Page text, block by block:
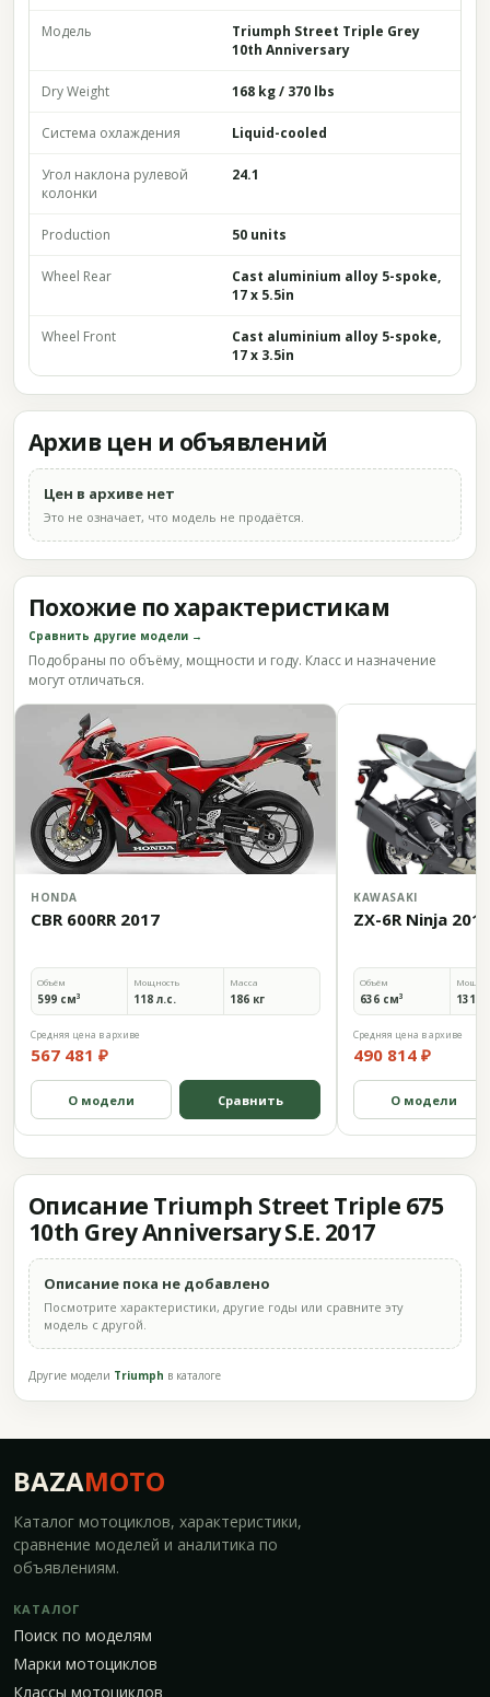
Модель
Triumph Street Triple Grey
10th Anniversary
Dry Weight 168 kg / 370 lbs
Система охлаждения Liquid-cooled
Угол наклона рулевой
колонки
24.1
Production 50 units
Wheel Rear
Cast aluminium alloy 5-spoke,
17 x 5.5in
Wheel Front
Cast aluminium alloy 5-spoke,
17 x 3.5in
Архив цен и объявлений
Цен в архиве нет
Это не означает, что модель не продаётся.
Похожие по характеристикам
Сравнить другие модели →
Подобраны по объёму, мощности и году. Класс и назначение
могут отличаться.
HONDA
CBR 600RR 2017
Объём
599 см³
Мощность
118 л.с.
Масса
186 кг
Средняя цена в архиве
567 481 ₽
О модели Сравнить
KAWASAKI
ZX-6R Ninja 2017
Объём
636 см³ 131
Средняя цена в архиве
490 814 ₽
О модели
Описание Triumph Street Triple 675
10th Grey Anniversary S.E. 2017
Описание пока не добавлено
Посмотрите характеристики, другие годы или сравните эту
модель с другой.
Другие модели Triumph в каталоге
BAZAMOTO
Каталог мотоциклов, характеристики,
сравнение моделей и аналитика по
объявлениям.
КАТАЛОГ
Поиск по моделям
Марки мотоциклов
Классы мотоциклов